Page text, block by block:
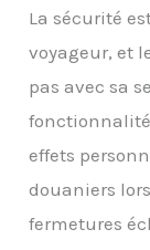
La sécurité
voyageur, et
pas avec sa
effets
douaniers
fermetures